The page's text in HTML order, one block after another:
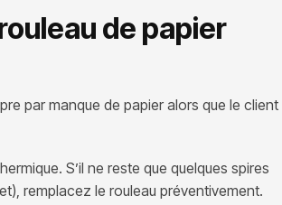
de papier
par manque de papier alors que le client
S’il ne reste que quelques spires
remplacez le rouleau préventivement.